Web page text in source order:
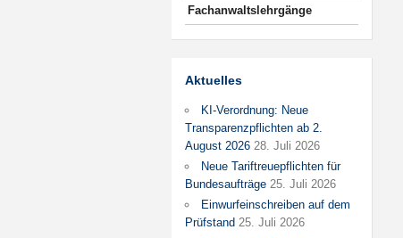
Fachanwaltslehrgänge
Aktuelles
KI-Verordnung: Neue
Transparenzpflichten ab 2.
August 2026 28. Juli 2026
Neue Tariftreuepflichten für
Bundesaufträge 25. Juli 2026
Einwurfeinschreiben auf dem
Prüfstand 25. Juli 2026